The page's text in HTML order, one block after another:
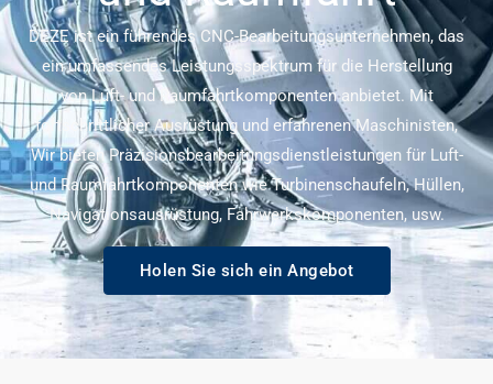
DEZE ist ein führendes CNC-Bearbeitungsunternehmen, das
ein umfassendes Leistungsspektrum für die Herstellung
von Luft- und Raumfahrtkomponenten anbietet. Mit
fortschrittlicher Ausrüstung und erfahrenen Maschinisten,
Wir bieten Präzisionsbearbeitungsdienstleistungen für Luft-
und Raumfahrtkomponenten wie Turbinenschaufeln, Hüllen,
Navigationsausrüstung, Fahrwerkskomponenten, usw.
Holen Sie sich ein Angebot